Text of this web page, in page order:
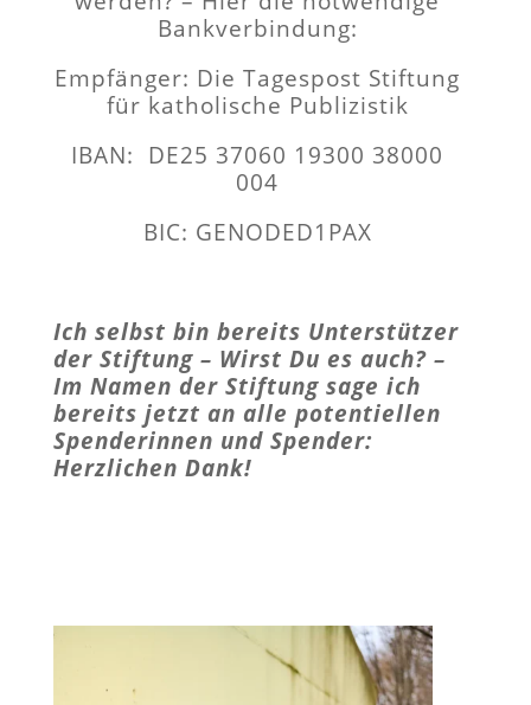
Bankverbindung:
Empfänger: Die Tagespost Stiftung
für katholische Publizistik
IBAN: DE25 37060 19300 38000
004
BIC: GENODED1PAX
Ich selbst bin bereits Unterstützer
der Stiftung – Wirst Du es auch? –
Im Namen der Stiftung sage ich
bereits jetzt an alle potentiellen
Spenderinnen und Spender:
Herzlichen Dank!